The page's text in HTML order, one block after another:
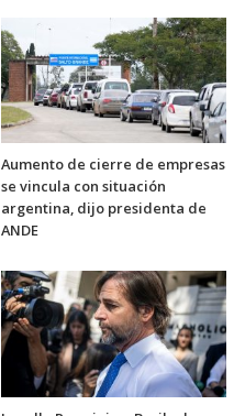
Aumento de cierre de empresas
se vincula con situación
argentina, dijo presidenta de
ANDE